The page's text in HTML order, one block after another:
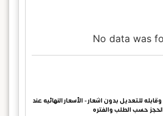
No data was
للتعديل بدون اشعار - الأسعار النهائيه عند
حسب الطلب والفتره